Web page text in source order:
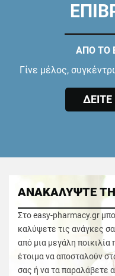
ΑΠΟ ΤΟ
Γίνε μέλος,
ΑΝΑΚΑΛΥΨΤΕ
Στο easy-pharmacy.gr
καλύψετε τις ανάγκες
από μια μεγάλη ποικιλία
έτοιμα να αποσταλούν
σας ή να τα παραλάβετε